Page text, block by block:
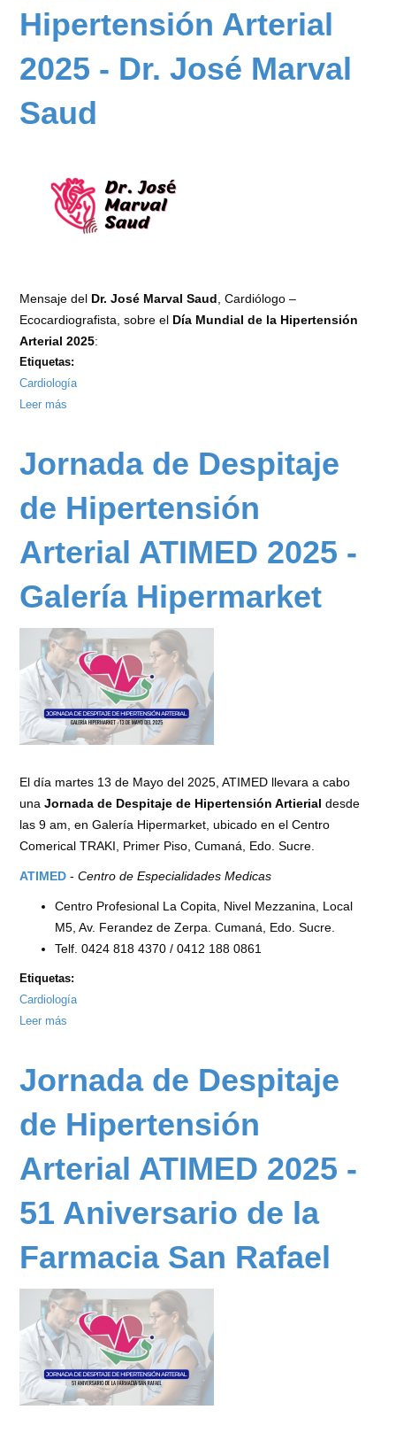
Cardiovasculares
Hipertensión Arterial
2025 - Dr. José Marval
Saud
Mensaje del Dr. José Marval Saud, Cardiólogo –
Ecocardiografista, sobre el Día Mundial de la Hipertensión
Arterial 2025:
Etiquetas:
Cardiología
Leer más
de
Hipertensión
2025
Dr.
Marval
Saud
Jornada de Despitaje
de Hipertensión
Arterial ATIMED 2025 -
Galería Hipermarket
El día martes 13 de Mayo del 2025, ATIMED llevara a cabo
unaJornada de Despitaje de Hipertensión Artierial desde
las 9 am, en Galería Hipermarket, ubicado en el Centro
Comerical TRAKI, Primer Piso, Cumaná, Edo. Sucre.
ATIMED -Centro de Especialidades Medicas
Centro Profesional La Copita, Nivel Mezzanina, Local
M5, Av. Ferandez de Zerpa. Cumaná, Edo. Sucre.
Telf. 0424 818 4370 / 0412 188 0861
Etiquetas:
Cardiología
Leer más
Despitaje
Hipertensión
ATIMED
-
Hipermarket
Jornada de Despitaje
de Hipertensión
Arterial ATIMED 2025 -
51 Aniversario de la
Farmacia San Rafael